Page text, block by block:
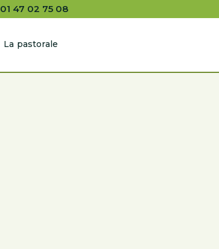
01 47 02 75 08
La pastorale